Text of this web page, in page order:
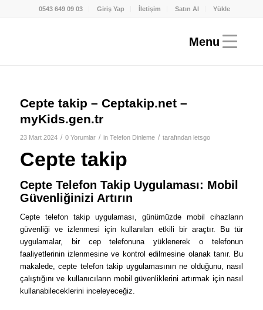
0543 649 09 03 Giriş Yap İletişim Satın Al Yükle
Cepte takip – Ceptakip.net –
myKids.gen.tr
23 Mart 2024 / 0 Yorumlar / in Telefon Dinleme / tarafından letsgo
Cepte takip
Cepte Telefon Takip Uygulaması: Mobil
Güvenliğinizi Artırın
Cepte telefon takip uygulaması, günümüzde mobil cihazların
güvenliği ve izlenmesi için kullanılan etkili bir araçtır. Bu tür
uygulamalar, bir cep telefonuna yüklenerek o telefonun
faaliyetlerinin izlenmesine ve kontrol edilmesine olanak tanır. Bu
makalede, cepte telefon takip uygulamasının ne olduğunu, nasıl
çalıştığını ve kullanıcıların mobil güvenliklerini artırmak için nasıl
kullanabileceklerini inceleyeceğiz.